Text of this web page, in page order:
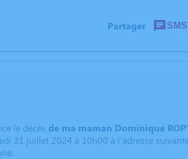
Partager SMS
le décès de ma maman Dominique
31 juillet 2024 à 10h00 à l'adresse